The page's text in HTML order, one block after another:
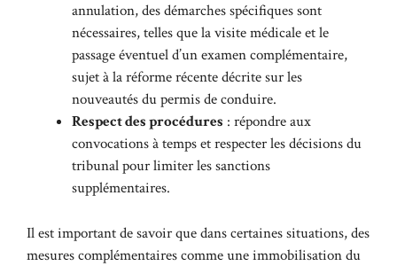
annulation, des démarches spécifiques sont
nécessaires, telles que la visite médicale et le
passage éventuel d’un examen complémentaire,
sujet à la réforme récente décrite surles
nouveautés du permis de conduire.
Respect des procédures : répondre aux
convocations à temps et respecter les décisions du
tribunal pour limiter les sanctions
supplémentaires.
Il est important de savoir que dans certaines situations, des
mesures complémentaires comme une immobilisation du